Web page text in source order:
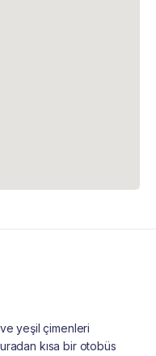
ve yeşil çimenleri
kısa bir otobüs